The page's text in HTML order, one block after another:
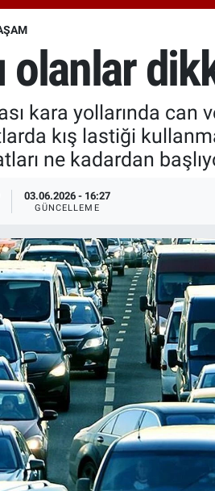
olanlar
kara yollarında can
kış lastiği
ne kadardan
03.06.2026 - 16:27
GÜNCELLEME